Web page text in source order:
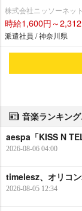
株式会社ニッソーネット
時給1,600円～
派遣社員 / 神奈川県
音楽ランキン
aespa「KISS N
2026-08-06 04:00
timelesz、オリコ
2026-08-05 12:34